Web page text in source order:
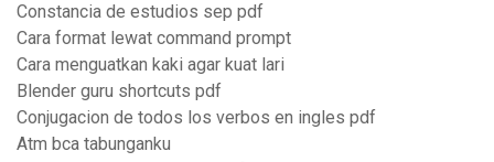
Constancia de estudios sep pdf
Cara format lewat command prompt
Cara menguatkan kaki agar kuat lari
Blender guru shortcuts pdf
Conjugacion de todos los verbos en ingles pdf
Atm bca tabunganku